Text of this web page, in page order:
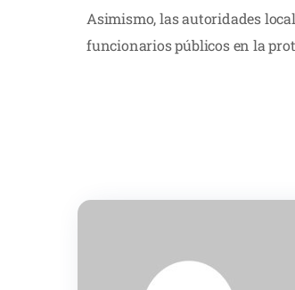
Asimismo, las autoridades
funcionarios públicos en la